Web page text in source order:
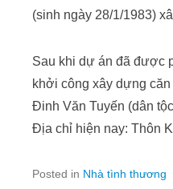
(sinh ngày 28/1/1983)
Sau khi dự án đã được
khởi công xây dựng
Đinh Văn Tuyến (dân
Địa chỉ hiện nay: Thôn
Posted in Nhà tình thương